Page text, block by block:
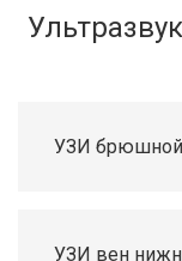
УЗИ брюшной
УЗИ вен